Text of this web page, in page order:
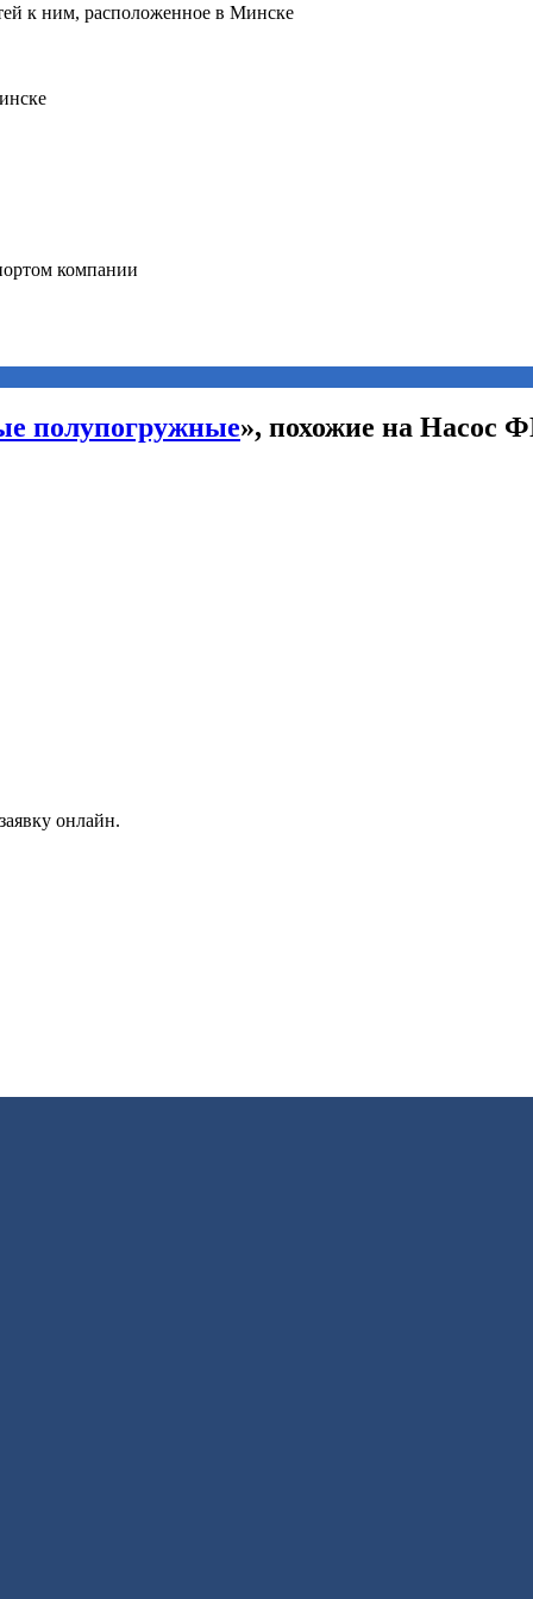
полупогружные», похожие на Насос
онлайн.